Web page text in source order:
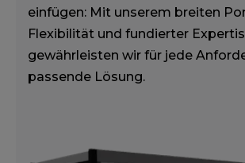
einfügen: Mit unserem breiten
Flexibilität und fundierter
gewährleisten wir für jede
passende Lösung.